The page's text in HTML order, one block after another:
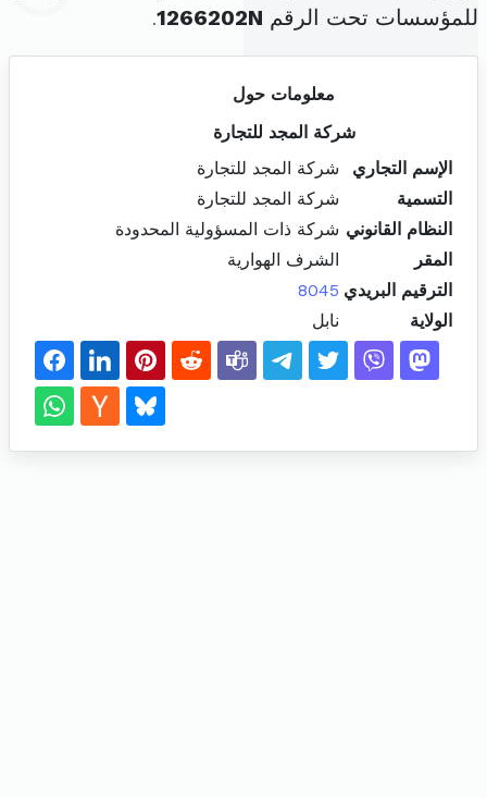
للمؤسسات تحت الرقم 1266202N
.
معلومات حول
شركة المجد للتجارة
الإسم التجاري
شركة المجد للتجارة
التسمية
شركة المجد للتجارة
النظام القانوني شركة ذات المسؤولية المحدودة
المقر
الشرف الهوارية
الترقيم البريدي 8045
الولاية
نابل